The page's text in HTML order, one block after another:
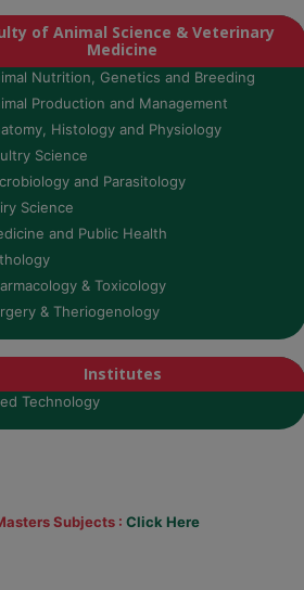
of Animal Science & Veterinary
Medicine
Nutrition, Genetics and Breeding
Production and Management
Histology and Physiology
Science
and Parasitology
Science
and Public Health
& Toxicology
& Theriogenology
Institutes
Technology
Subjects : Click Here